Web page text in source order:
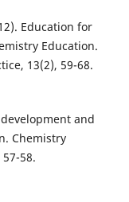
Education for
Education.
13(2), 59-68.
and
Chemistry
58.